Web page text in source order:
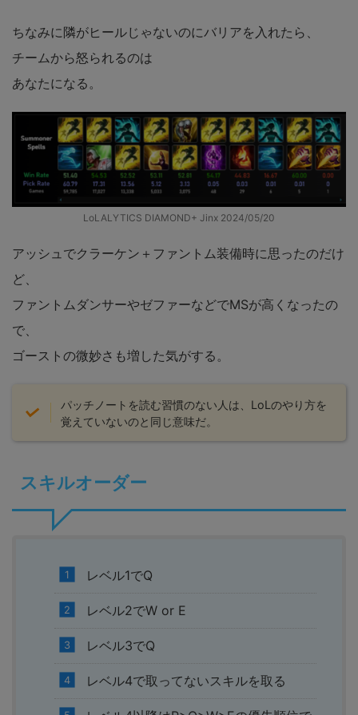
ちなみに隣がヒールじゃないのにバリアを入れたら、
チームから怒られるのは
あなたになる。
LoLALYTICS DIAMOND+ Jinx 2024/05/20
アッシュでクラーケン＋ファントム装備時に思ったのだけ
ど、
ファントムダンサーやゼファーなどでMSが高くなったの
で、
ゴーストの微妙さも増した気がする。
パッチノートを読む習慣のない人は、LoLのやり方を
覚えていないのと同じ意味だ。
スキルオーダー
レベル1でQ
レベル2でW or E
レベル3でQ
レベル4で取ってないスキルを取る